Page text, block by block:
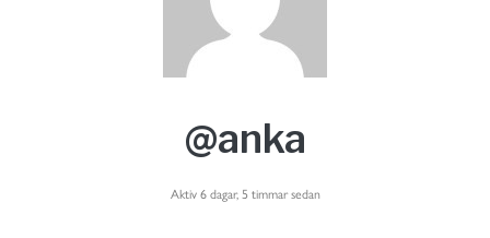
@anka
Aktiv 6 dagar, 5 timmar sedan